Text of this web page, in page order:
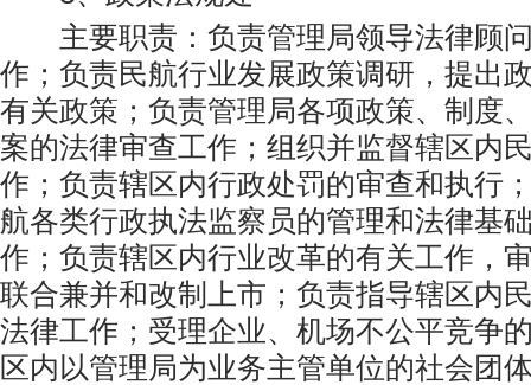
主要职责：负责管理局领导法律顾
作；负责民航行业发展政策调研，提出
有关政策；负责管理局各项政策、制度
案的法律审查工作；组织并监督辖区内
作；负责辖区内行政处罚的审查和执行
航各类行政执法监察员的管理和法律基
作；负责辖区内行业改革的有关工作，
联合兼并和改制上市；负责指导辖区内
法律工作；受理企业、机场不公平竞争
区内以管理局为业务主管单位的社会团